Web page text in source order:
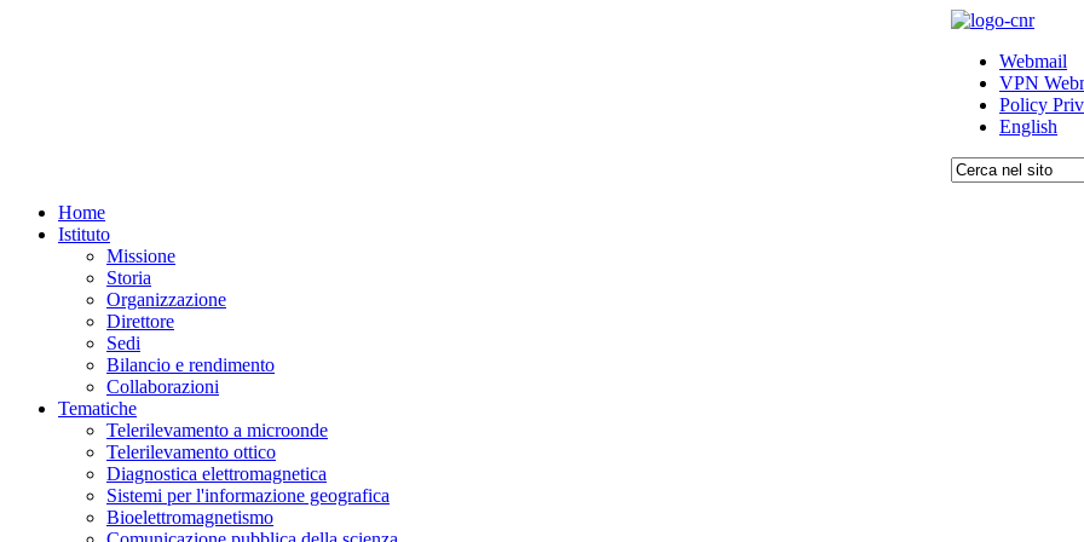
Webmail
VPN
Policy
English
Home
Istituto
Missione
Storia
Organizzazione
Direttore
Sedi
Bilancio e rendimento
Collaborazioni
Tematiche
Telerilevamento a microonde
Telerilevamento ottico
Diagnostica elettromagnetica
Sistemi per l'informazione geografica
Bioelettromagnetismo